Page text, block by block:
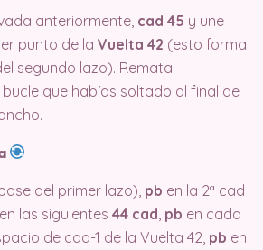
anteriormente, cad 45 y une
punto de la Vuelta 42 (esto forma
segundo lazo). Remata.
que habías soltado al final de
del primer lazo), pb en la 2ª cad
las siguientes 44 cad pb en cada
de cad-1 de la Vuelta 42, pb en